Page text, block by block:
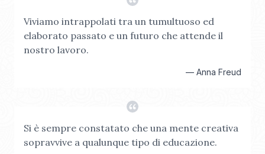
Viviamo intrappolati tra un tumultuoso ed
elaborato passato e un futuro che attende il
nostro lavoro.
— Anna Freud
Si è sempre constatato che una mente creativa
sopravvive a qualunque tipo di educazione.